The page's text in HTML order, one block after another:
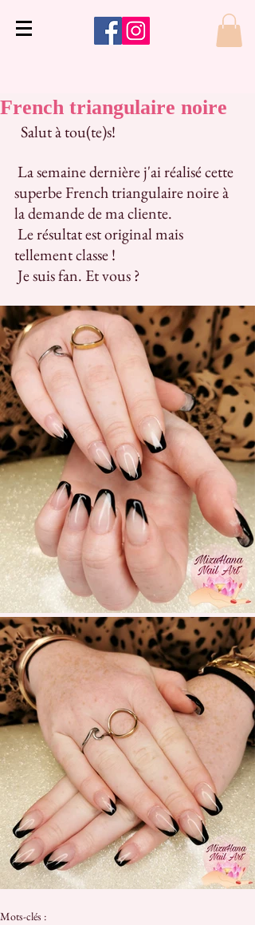
French triangulaire noire
  Salut à tou(te)s!
superbe French triangulaire noire à
la demande de ma cliente.
tellement classe !
Je suis fan. Et vous ?
Mots-clés :